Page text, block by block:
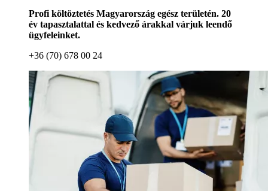
Profi költöztetés Magyarország egész területén. 20
év tapasztalattal és kedvező árakkal várjuk leendő
ügyfeleinket.
+36 (70) 678 00 24